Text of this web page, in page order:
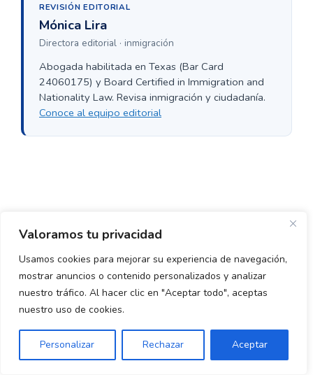
Valoramos tu privacidad
Usamos cookies para mejorar su experiencia de navegación,
mostrar anuncios o contenido personalizados y analizar
nuestro tráfico. Al hacer clic en "Aceptar todo", aceptas
nuestro uso de cookies.
Personalizar Rechazar Aceptar
REVISIÓN EDITORIAL
Mónica Lira
Directora editorial · inmigración
Abogada habilitada en Texas (Bar Card
24060175) y Board Certified in Immigration and
Nationality Law. Revisa inmigración y ciudadanía.
Conoce al equipo editorial